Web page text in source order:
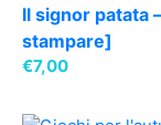
Il signor patata
stampare]
€7,00